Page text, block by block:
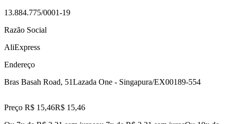
13.884.775/0001-19
Razão Social
AliExpress
Endereço
Bras Basah Road, 51Lazada One - Singapura/EX00189-554
Preço R$ 15,46R$ 15,46